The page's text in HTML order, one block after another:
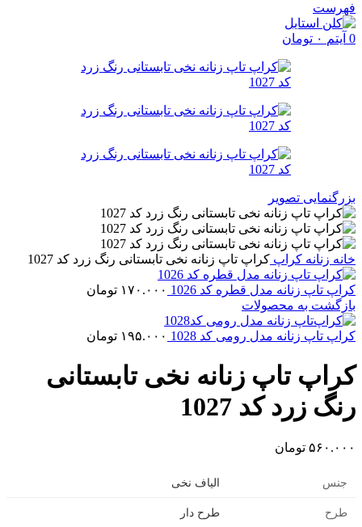
فهرست
0 آیتم ۰ تومان
بزرگنمایی تصویر
خانه زنانه کراپ کراپ تاپ زنانه نخی تابستانی رنگ زرد کد 1027
کراپ تاپ زنانه مدل قطره کد 1026 ۱۷۰.۰۰۰ تومان
بازگشت به محصولات
کراپ‌ تاپ زنانه مدل رومی کد 1028 ۱۹۵.۰۰۰ تومان
کراپ تاپ زنانه نخی تابستانی
رنگ زرد کد 1027
۵۶۰.۰۰۰ تومان
جنس الیاف نخی
طرح طرح دار